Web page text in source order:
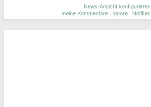
News-Ansicht konfigurieren
meine Kommentare | Ignore | Notifies